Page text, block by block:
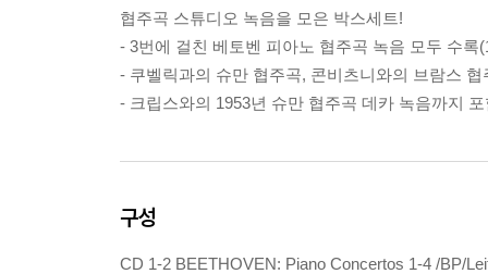
협주곡 스튜디오 녹음을 모은 박스세트!
- 3번에 걸친 베토벤 피아노 협주곡 녹음 모두 수
- 쿠벨릭과의 슈만 협주곡, 콘비츠니와의 브람스
- 크립스와의 1953년 슈만 협주곡 데카 녹음까지 포
구성
CD 1-2 BEETHOVEN: Piano Concertos 1-4 /BP/